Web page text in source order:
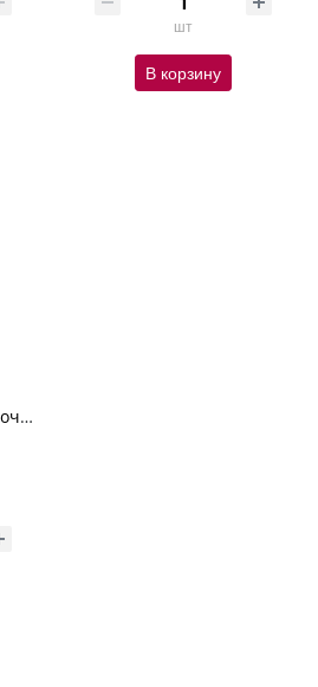
шт
В корзину
014-RE-GS Набор подарочный ABRO зимний 1